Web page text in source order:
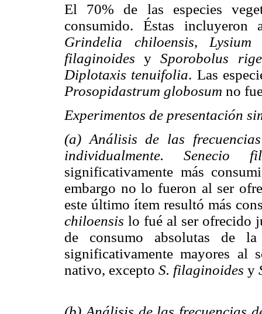
El 70% de las especies
consumido. Éstas
Grindelia chiloensis, Lysium
filaginoides ySporobolus
Diplotaxis tenuifolia. Las
Prosopidastrum globosum no
Experimentos de presentación
(a) Análisis de las
individualmente.
significativamente más
embargo no lo fueron al ser
este último ítem resultó más
chiloensis lo fué al ser ofrecido
de consumo absolutas de
significativamente mayores al
nativo, excepto S. filaginoides y